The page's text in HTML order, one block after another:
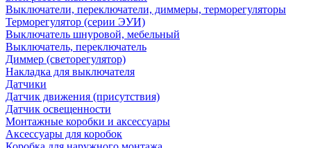
Выключатели, переключатели, диммеры, терморегуляторы
Терморегулятор (серии ЭУИ)
Выключатель шнуровой, мебельный
Выключатель, переключатель
Диммер (светорегулятор)
Накладка для выключателя
Датчики
Датчик движения (присутствия)
Датчик освещенности
Монтажные коробки и аксессуары
Аксессуары для коробок